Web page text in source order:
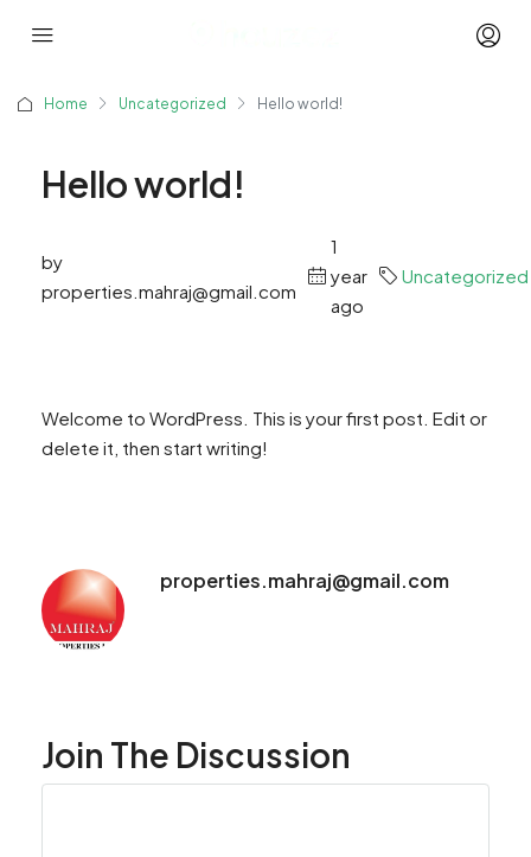
Home Uncategorized Hello world!
Hello world!
by
properties.mahraj@gmail.com
1
year
ago
Uncategorized
Welcome to WordPress. This is your first post. Edit or
delete it, then start writing!
properties.mahraj@gmail.com
Join The Discussion